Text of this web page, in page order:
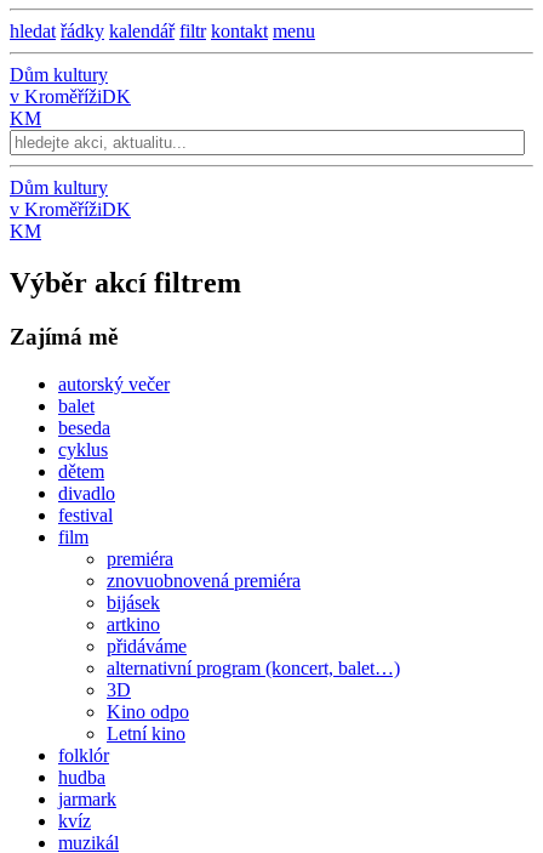
hledat řádky kalendář filtr kontakt menu
Dům kultury
v KroměřížiDK
KM
Dům kultury
v KroměřížiDK
KM
Výběr akcí filtrem
Zajímá mě
autorský večer
balet
beseda
cyklus
dětem
divadlo
festival
film
premiéra
znovuobnovená premiéra
bijásek
artkino
přidáváme
alternativní program (koncert, balet…)
3D
Kino odpo
Letní kino
folklór
hudba
jarmark
kvíz
muzikál